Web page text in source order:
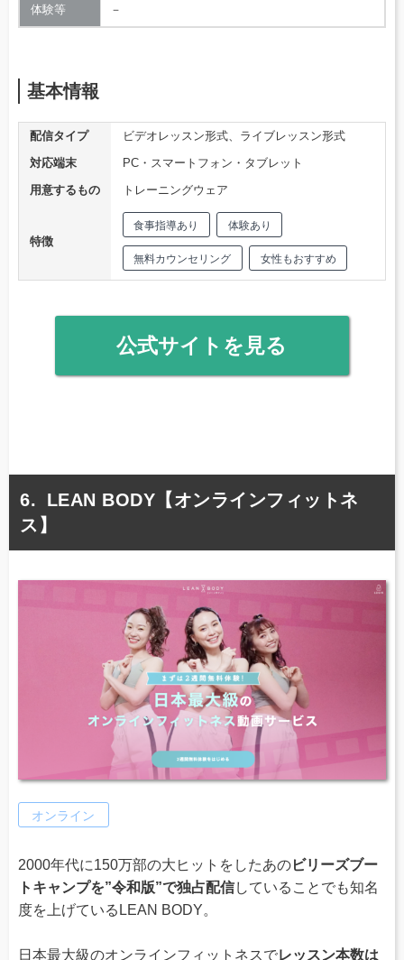
体験等 －
基本情報
配信タイプ
ビデオレッスン形式、ライブレッスン形式
対応端末
PC・スマートフォン・タブレット
用意するもの
トレーニングウェア
特徴
食事指導あり 体験あり
無料カウンセリング 女性もおすすめ
公式サイトを見る
LEAN BODY【オンラインフィットネ
ス】
オンライン
2000年代に150万部の大ヒットをしたあのビリーズブー
トキャンプを”令和版”で独占配信していることでも知名
度を上げているLEAN BODY。
日本最大級のオンラインフィットネスでレッスン本数は